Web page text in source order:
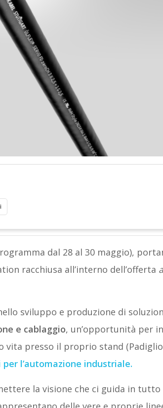
dal 28 al 30 maggio),
racchiusa all’interno dell’offerta
sviluppo e produzione di
e cablaggio, un’opportunità per
vita presso il proprio stand
l’automazione industriale.
la visione che ci guida in tutto